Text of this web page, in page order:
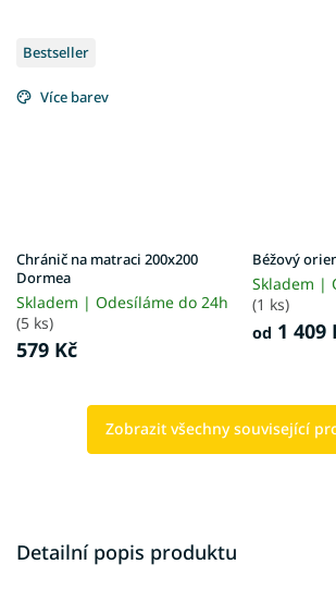
Bestseller
Více barev
Chránič na matraci 200x200
Dormea
Skladem | Odesíláme do 24h
(5 ks)
579 Kč
Béžový
Skladem |
(1 ks)
od 1 409
Zobrazit všechny související
Detailní popis produktu